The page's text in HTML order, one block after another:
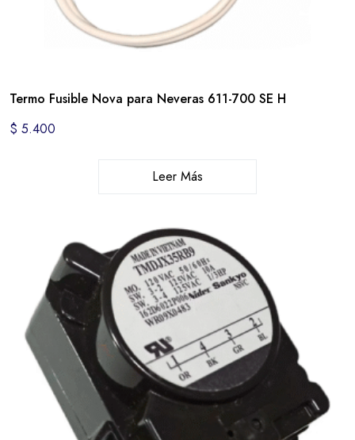
Termo Fusible Nova para Neveras 611-700 SE H
$ 5.400
Leer Más